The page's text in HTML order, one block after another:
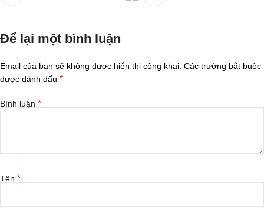
Để lại một bình luận
Email của bạn sẽ không được hiển thị công khai. Các trường bắt buộc
được đánh dấu *
Bình luận *
Tên *